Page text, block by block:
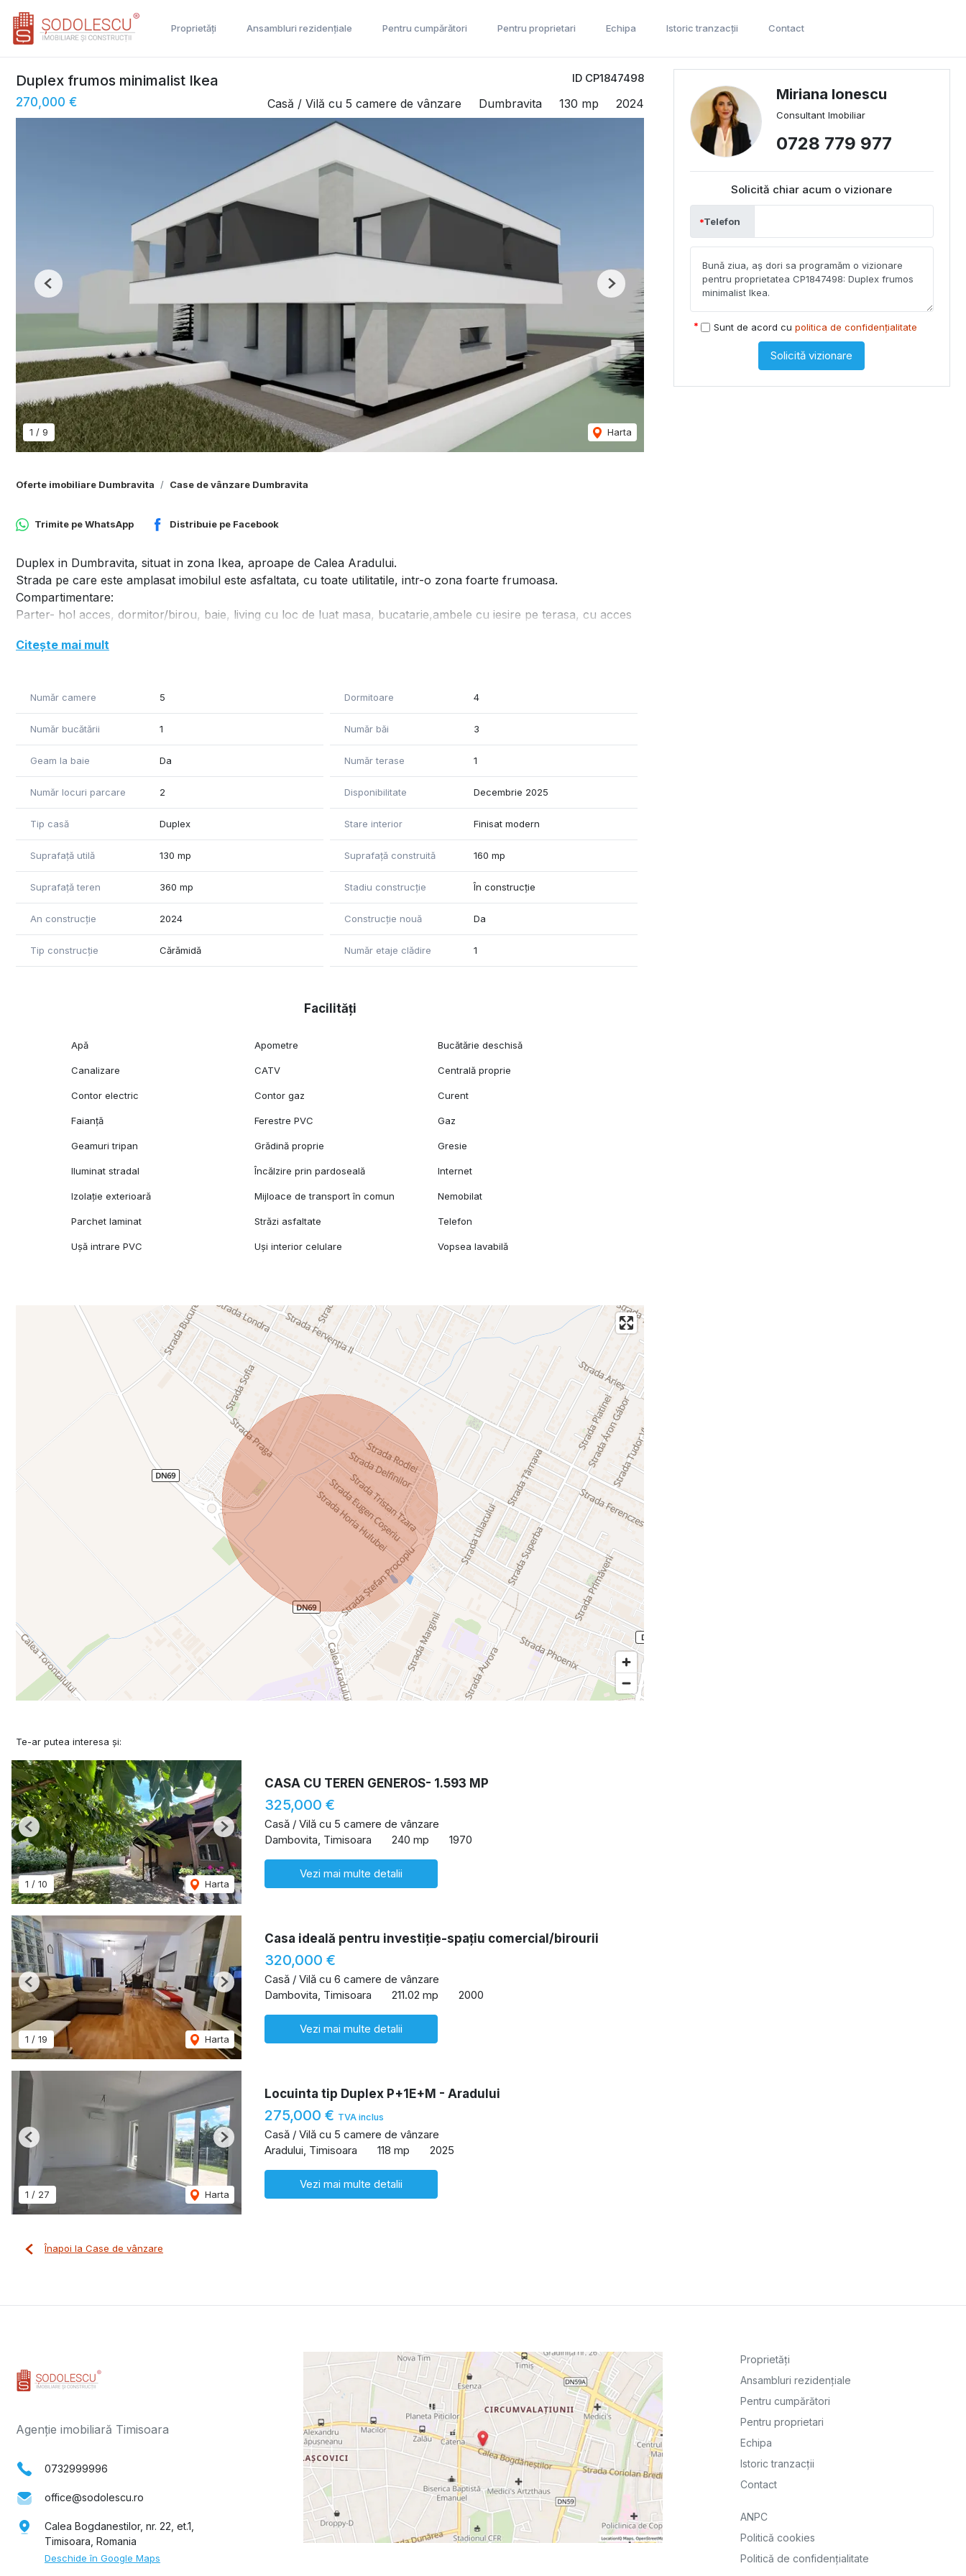
Proprietăți Ansambluri rezidențiale Pentru cumpărători Pentru proprietari Echipa Istoric tranzacții Contact
ID CP1847498
Duplex frumos minimalist Ikea
270,000 € Casă / Vilă cu 5 camere de vânzare Dumbravita 130 mp 2024
1 / 9 Harta
Previous Next
Oferte imobiliare Dumbravita Case de vânzare Dumbravita
Trimite peWhatsApp Distribuie pe Facebook
Duplex in Dumbravita, situat in zona Ikea, aproape de Calea Aradului.
Strada pe care este amplasat imobilul este asfaltata, cu toate utilitatile, intr-o zona foarte frumoasa.
Compartimentare:
Parter- hol acces, dormitor/birou, baie, living cu loc de luat masa, bucatarie,ambele cu iesire pe terasa, cu acces
Etaj - hol, 3 dormitoare, 2 bai si un dressing.
Finisaje de lux, posibilitate de alegere.
Citește mai mult
Număr camere 5 Dormitoare 4
Număr bucătării 1 Număr băi 3
Geam la baie Da Număr terase 1
Număr locuri parcare 2 Disponibilitate Decembrie 2025
Tip casă Duplex Stare interior Finisat modern
Suprafață utilă 130 mp Suprafață construită 160 mp
Suprafață teren 360 mp Stadiu construcție În construcție
An construcție 2024 Construcție nouă Da
Tip construcție Cărămidă Număr etaje clădire 1
Facilități
Apă Apometre Bucătărie deschisă
Canalizare CATV Centrală proprie
Contor electric Contor gaz Curent
Faianță Ferestre PVC Gaz
Geamuri tripan Grădină proprie Gresie
Iluminat stradal Încălzire prin pardoseală Internet
Izolație exterioară Mijloace de transport în comun Nemobilat
Parchet laminat Străzi asfaltate Telefon
Ușă intrare PVC Uși interior celulare Vopsea lavabilă
Miriana Ionescu
Consultant Imobiliar
0728 779 977
Solicită chiar acum o vizionare
Telefon
Sunt de acord cu politica de confidențialitate
Solicită vizionare
Te-ar putea interesa și:
1 / 10 Harta
Previous Next
CASA CU TEREN GENEROS- 1.593 MP
325,000 €
Casă / Vilă cu 5 camere de vânzare
Dambovita, Timisoara
240 mp 1970
Vezi mai multe detalii
1 / 19 Harta
Previous Next
Casa ideală pentru investiție-spațiu comercial/birourii
320,000 €
Casă / Vilă cu 6 camere de vânzare
Dambovita, Timisoara
211.02 mp 2000
Vezi mai multe detalii
1 / 27 Harta
Previous Next
Locuinta tip Duplex P+1E+M - Aradului
275,000 € TVA inclus
Casă / Vilă cu 5 camere de vânzare
Aradului, Timisoara
118 mp 2025
Vezi mai multe detalii
Înapoi la Case de vânzare
Agenție imobiliară Timisoara
0732999996
office@sodolescu.ro
Calea Bogdanestilor, nr. 22, et.1,
Timisoara, Romania
Deschide în Google Maps
Proprietăți
Ansambluri rezidențiale
Pentru cumpărători
Pentru proprietari
Echipa
Istoric tranzacții
Contact
ANPC
Politică cookies
Politică de confidențialitate